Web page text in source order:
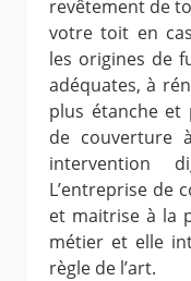
revêtement de
votre toit en
les origines de
adéquates, à
plus étanche et
de couverture
intervention
L’entreprise de
et maitrise à la
métier et elle
règle de l’art.